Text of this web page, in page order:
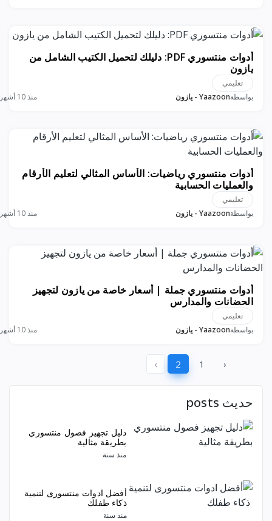
أدوات منتسوري PDF: دليلك لتحميل الكتيب الشامل من
يازون
تعليمي
بواسطةYaazoon - يازون منذ 10 أشهر
أدوات منتسوري رياضيات: الأساس المثالي لتعليم الأرقام
والعمليات الحسابية
تعليمي
بواسطةYaazoon - يازون منذ 10 أشهر
أدوات منتسوري جملة | أسعار خاصة من يازون لتجهيز
الحضانات والمدارس
تعليمي
بواسطةYaazoon - يازون منذ 10 أشهر
‹
1
2
›
حديث posts
دليل تجهيز فصول منتسوري
بطريقة مثالية
منذ سنة
أفضل ادوات منتسورى لتنمية
ذكاء طفلك
منذ سنة